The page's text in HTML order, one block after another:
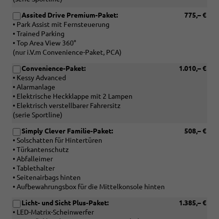
775,– €
Assited Drive Premium-Paket:
• Park Assist mit Fernsteuerung
• Trained Parking
• Top Area View 360°
(nur i.V.m Convenience-Paket, PCA)
1.010,– €
Convenience-Paket:
• Kessy Advanced
• Alarmanlage
• Elektrische Heckklappe mit 2 Lampen
• Elektrisch verstellbarer Fahrersitz
(serie Sportline)
508,– €
Simply Clever Familie-Paket:
• Solschatten für Hintertüren
• Türkantenschutz
• Abfalleimer
• Tablethalter
• Seitenairbags hinten
• Aufbewahrungsbox für die Mittelkonsole hinten
1.385,– €
Licht- und Sicht Plus-Paket:
• LED-Matrix-Scheinwerfer